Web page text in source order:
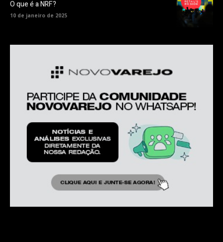
O que é a NRF?
10 de janeiro de 2025